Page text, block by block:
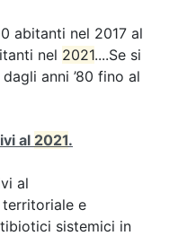
abitanti nel 2017 al
nel 2021....Se si
anni ’80 fino al
al 2021.
al
territoriale e
sistemici in